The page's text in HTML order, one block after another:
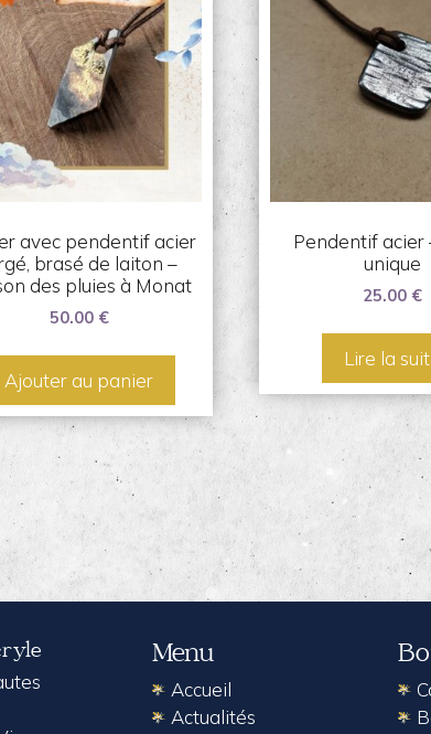
avec pendentif acier
brasé de laiton –
des pluies à Monat
50.00 €
Ajouter au panier
Pendentif acier
unique
25.00 €
Lire la
Menu
Accueil
Actualités